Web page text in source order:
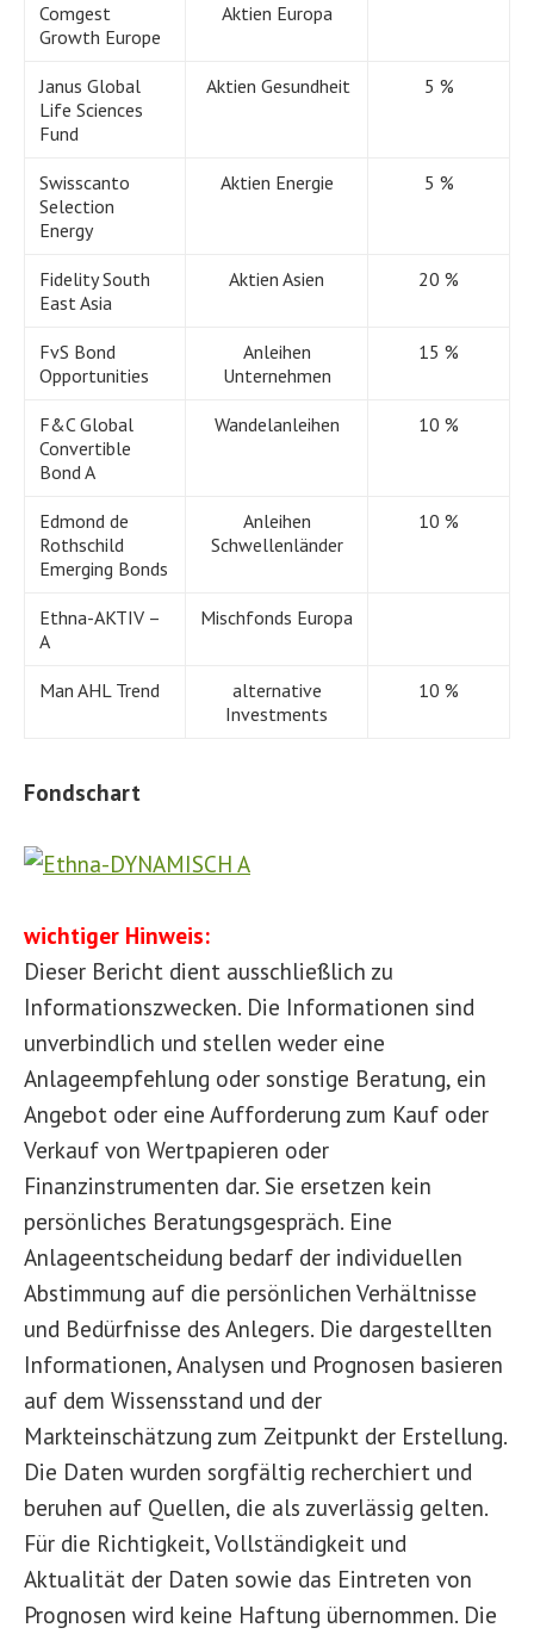
Comgest
Growth Europe
Aktien Europa
Janus Global
Life Sciences
Fund
Aktien Gesundheit 5 %
Swisscanto
Selection
Energy
Aktien Energie 5 %
Fidelity South
East Asia
Aktien Asien 20 %
FvS Bond
Opportunities
Anleihen
Unternehmen
15 %
F&C Global
Convertible
Bond A
Wandelanleihen 10 %
Edmond de
Rothschild
Emerging Bonds
Anleihen
Schwellenländer
10 %
Ethna-AKTIV –
A
Mischfonds Europa
Man AHL Trend
alternative
Investments
10 %
Fondschart
wichtiger Hinweis:
Dieser Bericht dient ausschließlich zu
Informationszwecken. Die Informationen sind
unverbindlich und stellen weder eine
Anlageempfehlung oder sonstige Beratung, ein
Angebot oder eine Aufforderung zum Kauf oder
Verkauf von Wertpapieren oder
Finanzinstrumenten dar. Sie ersetzen kein
persönliches Beratungsgespräch. Eine
Anlageentscheidung bedarf der individuellen
Abstimmung auf die persönlichen Verhältnisse
und Bedürfnisse des Anlegers. Die dargestellten
Informationen, Analysen und Prognosen basieren
auf dem Wissensstand und der
Markteinschätzung zum Zeitpunkt der Erstellung.
Die Daten wurden sorgfältig recherchiert und
beruhen auf Quellen, die als zuverlässig gelten.
Für die Richtigkeit, Vollständigkeit und
Aktualität der Daten sowie das Eintreten von
Prognosen wird keine Haftung übernommen. Die